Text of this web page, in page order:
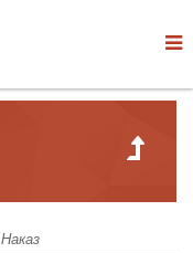
Наказ